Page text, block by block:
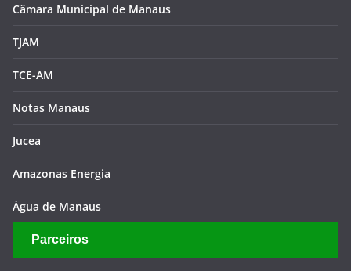
Câmara Municipal de Manaus
TJAM
TCE-AM
Notas Manaus
Jucea
Amazonas Energia
Água de Manaus
Parceiros